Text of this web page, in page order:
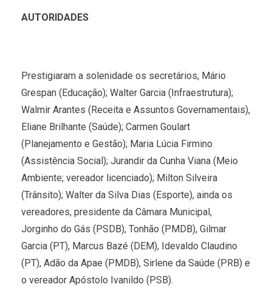
AUTORIDADES
Prestigiaram a solenidade os secretários, Mário
Grespan (Educação); Walter Garcia (Infraestrutura);
Walmir Arantes (Receita e Assuntos Governamentais),
Eliane Brilhante (Saúde); Carmen Goulart
(Planejamento e Gestão); Maria Lúcia Firmino
(Assistência Social); Jurandir da Cunha Viana (Meio
Ambiente; vereador licenciado); Milton Silveira
(Trânsito); Walter da Silva Dias (Esporte), ainda os
vereadores, presidente da Câmara Municipal,
Jorginho do Gás (PSDB), Tonhão (PMDB), Gilmar
Garcia (PT), Marcus Bazé (DEM), Idevaldo Claudino
(PT), Adão da Apae (PMDB), Sirlene da Saúde (PRB) e
o vereador Apóstolo Ivanildo (PSB).